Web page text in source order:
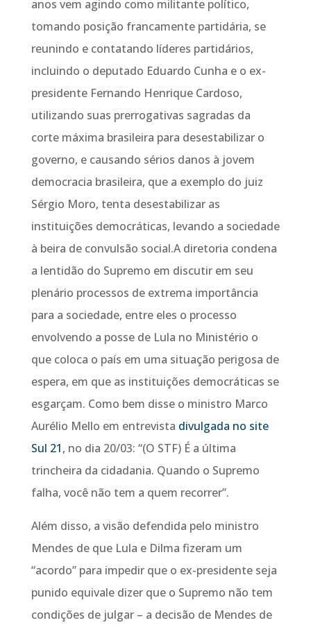
anos vem agindo como militante político,
tomando posição francamente partidária, se
reunindo e contatando líderes partidários,
incluindo o deputado Eduardo Cunha e o ex-
presidente Fernando Henrique Cardoso,
utilizando suas prerrogativas sagradas da
corte máxima brasileira para desestabilizar o
governo, e causando sérios danos à jovem
democracia brasileira, que a exemplo do juiz
Sérgio Moro, tenta desestabilizar as
instituições democráticas, levando a sociedade
à beira de convulsão social.A diretoria condena
a lentidão do Supremo em discutir em seu
plenário processos de extrema importância
para a sociedade, entre eles o processo
envolvendo a posse de Lula no Ministério o
que coloca o país em uma situação perigosa de
espera, em que as instituições democráticas se
esgarçam. Como bem disse o ministro Marco
Aurélio Mello em entrevista divulgada no site
Sul 21, no dia 20/03: “(O STF) É a última
trincheira da cidadania. Quando o Supremo
falha, você não tem a quem recorrer”.
Além disso, a visão defendida pelo ministro
Mendes de que Lula e Dilma fizeram um
“acordo” para impedir que o ex-presidente seja
punido equivale dizer que o Supremo não tem
condições de julgar – a decisão de Mendes de